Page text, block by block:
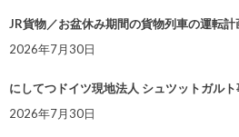
JR貨物／お盆休み期間の貨物列車の運転計
2026年7月30日
にしてつドイツ現地法人 シュツットガル
2026年7月30日